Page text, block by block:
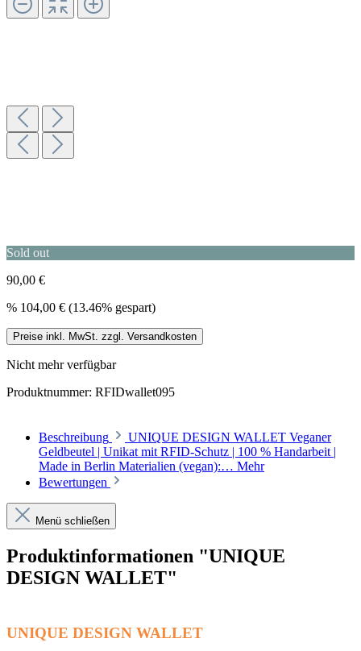
Sold out
90,00 €
% 104,00 € (13.46% gespart)
Preise inkl. MwSt. zzgl. Versandkosten
Nicht mehr verfügbar
Produktnummer: RFIDwallet095
Beschreibung
UNIQUE DESIGN WALLET Veganer
Geldbeutel | Unikat mit RFID-Schutz | 100 % Handarbeit |
Made in Berlin Materialien (vegan):… Mehr
Bewertungen
Menü schließen
Produktinformationen "UNIQUE
DESIGN WALLET"
UNIQUE DESIGN WALLET